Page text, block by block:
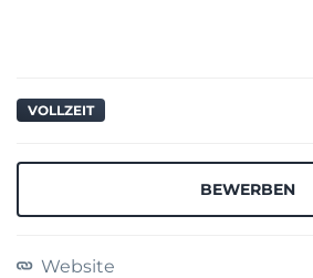
VOLLZEIT
BEWERBEN
Website